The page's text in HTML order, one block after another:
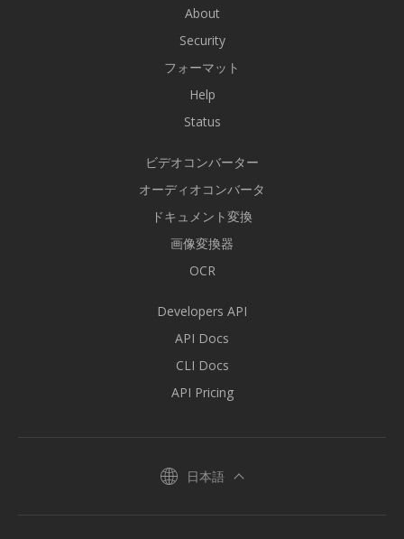
About
Security
フォーマット
Help
Status
ビデオコンバーター
オーディオコンバータ
ドキュメント変換
画像変換器
OCR
Developers API
API Docs
CLI Docs
API Pricing
日本語